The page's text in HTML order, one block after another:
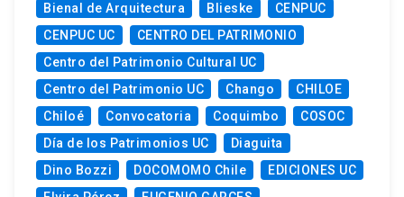
Bienal de Arquitectura
Blieske
CENPUC
CENPUC UC
CENTRO DEL PATRIMONIO
Centro del Patrimonio Cultural UC
Centro del Patrimonio UC
Chango
CHILOE
Chiloé
Convocatoria Coquimbo
COSOC
Día de los Patrimonios UC
Diaguita
Dino Bozzi
DOCOMOMO Chile
EDICIONES UC